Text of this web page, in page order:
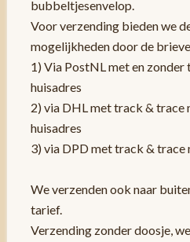
bubbeltjesenvelop.
Voor verzending bieden we
mogelijkheden door de
1) Via PostNL met en
huisadres
2) via DHL met track & trace
huisadres
3) via DPD met track & trace
We verzenden ook naar
tarief.
Verzending zonder doosje,